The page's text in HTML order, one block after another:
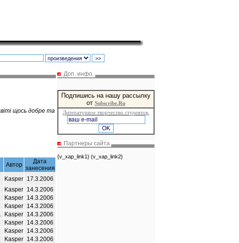
щось добре та
Автор
Дата
занесения
Kasper 17.3.2006
Kasper 14.3.2006
Kasper 14.3.2006
Kasper 14.3.2006
Kasper 14.3.2006
Kasper 14.3.2006
Kasper 14.3.2006
Kasper 14.3.2006
Доп. инфо.
Подпишись на нашу рассылку
от Subscribe.Ru
Литературное творчество студентов.
Партнеры сайта
{v_xap_link1} {v_xap_link2}